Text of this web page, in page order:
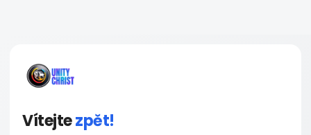
Vítejtezpět!